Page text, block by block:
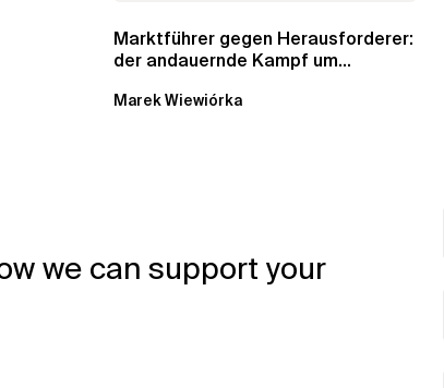
Marktführer gegen Herausforderer:
der andauernde Kampf um
Marek Wiewiórka
we can support your